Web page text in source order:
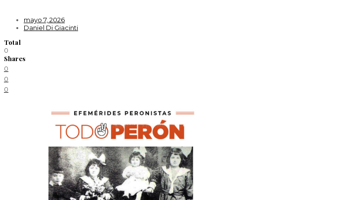
mayo 7, 2026
Daniel Di Giacinti
Total
0
Shares
0
0
0